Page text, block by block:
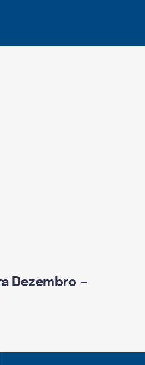
Dezembro –